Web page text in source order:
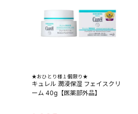
★おひとり様１個限り★
キュレル 潤浸保湿 フェイスクリ
ーム 40g【医薬部外品】